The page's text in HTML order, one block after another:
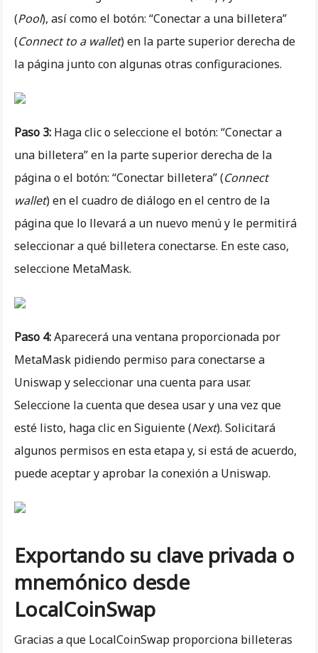
(Pool), así como el botón: “Conectar a una billetera”
(Connect to a wallet) en la parte superior derecha de
la página junto con algunas otras configuraciones.
Paso 3: Haga clic o seleccione el botón: “Conectar a
una billetera” en la parte superior derecha de la
página o el botón: “Conectar billetera” (Connect
wallet) en el cuadro de diálogo en el centro de la
página que lo llevará a un nuevo menú y le permitirá
seleccionar a qué billetera conectarse. En este caso,
seleccione MetaMask.
Paso 4:Aparecerá una ventana proporcionada por
MetaMask pidiendo permiso para conectarse a
Uniswap y seleccionar una cuenta para usar.
Seleccione la cuenta que desea usar y una vez que
esté listo, haga clic en Siguiente (Next). Solicitará
algunos permisos en esta etapa y, si está de acuerdo,
puede aceptar y aprobar la conexión a Uniswap.
Exportando su clave privada o
mnemónico desde
LocalCoinSwap
Gracias a que LocalCoinSwap proporciona billeteras